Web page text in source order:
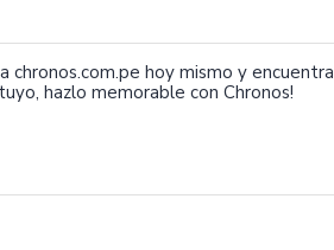
hoy mismo y encuentra
hazlo memorable con Chronos!